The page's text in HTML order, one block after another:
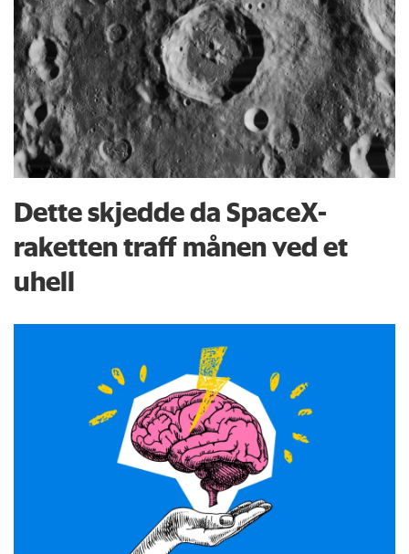
Dette skjedde da SpaceX-
raketten traff månen ved et
uhell